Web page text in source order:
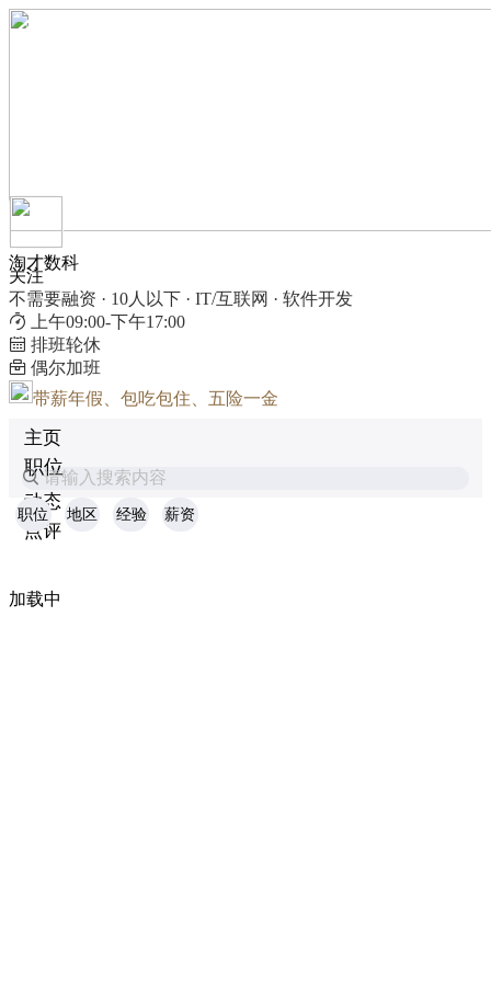
淘才数科
关注
不需要融资 · 10人以下 · IT/互联网 · 软件开发
上午09:00-下午17:00
排班轮休
偶尔加班
带薪年假、包吃包住、五险一金
主页
职位
动态
点评
请输入搜索内容
职位 地区 经验 薪资
加载中